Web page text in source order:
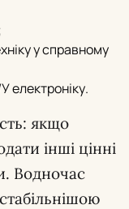
у справному
електроніку.
якщо
інші цінні
Водночас